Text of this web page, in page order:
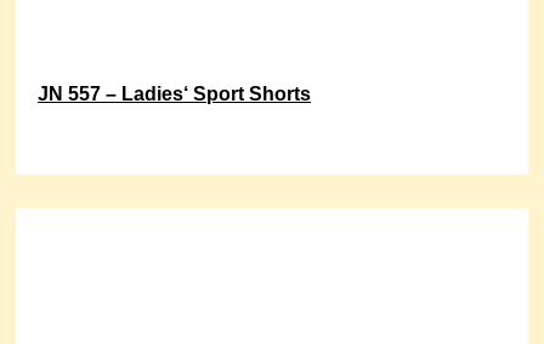
JN 557 – Ladies‘ Sport Shorts